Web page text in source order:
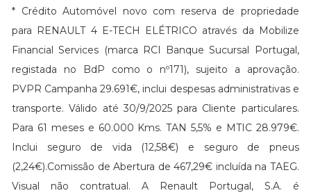
* Crédito Automóvel novo com reserva de propriedade
para RENAULT 4 E-TECH ELÉTRICO através da Mobilize
Financial Services (marca RCI Banque Sucursal Portugal,
registada no BdP como o nº171), sujeito a aprovação.
PVPR Campanha 29.691€, inclui despesas administrativas e
transporte. Válido até 30/9/2025 para Cliente particulares.
Para 61 meses e 60.000 Kms. TAN 5,5% e MTIC 28.979€.
Inclui seguro de vida (12,58€) e seguro de pneus
(2,24€).Comissão de Abertura de 467,29€ incluída na TAEG.
Visual não contratual. A Renault Portugal, S.A. é